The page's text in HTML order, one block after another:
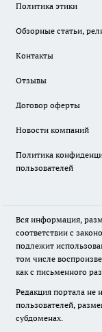
Политика этики
Обзорные статьи,
Контакты
Отзывы
Договор оферты
Новости компаний
Политика
пользователей
Вся информация,
соответствии с
подлежит
том числе
как с письменного
Редакция портала не
пользователей,
субдоменах.